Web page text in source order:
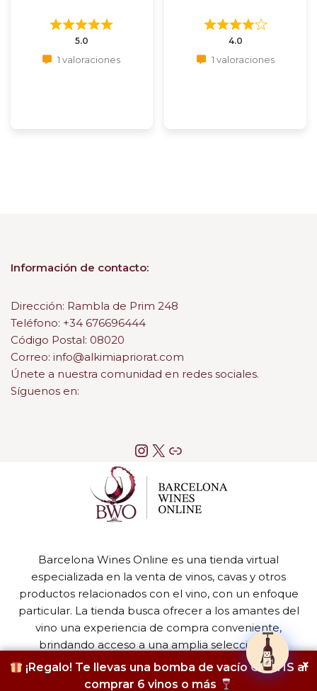
¡Regalo! Te llevas una bomba de vacío GRATIS al
comprar 6 vinos o más
×
5.0
1 valoraciones
4.0
1 valoraciones
Información de contacto:
Dirección: Rambla de Prim 248
Teléfono: +34 676696444
Código Postal: 08020
Correo: info@alkimiapriorat.com
Únete a nuestra comunidad en redes sociales.
Síguenos en:
Barcelona Wines Online es una tienda virtual
especializada en la venta de vinos, cavas y otros
productos relacionados con el vino, con un enfoque
particular. La tienda busca ofrecer a los amantes del
vino una experiencia de compra conveniente,
brindando acceso a una amplia selección de
productos de alta calidad.
Neve| Funciona gracias aWordPress